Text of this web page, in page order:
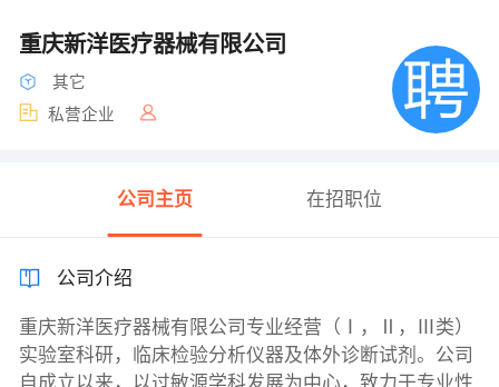
重庆新洋医疗器械有限公司
其它
私营企业
公司主页 在招职位
公司介绍
重庆新洋医疗器械有限公司专业经营（Ⅰ，Ⅱ，Ⅲ类）
实验室科研，临床检验分析仪器及体外诊断试剂。公司